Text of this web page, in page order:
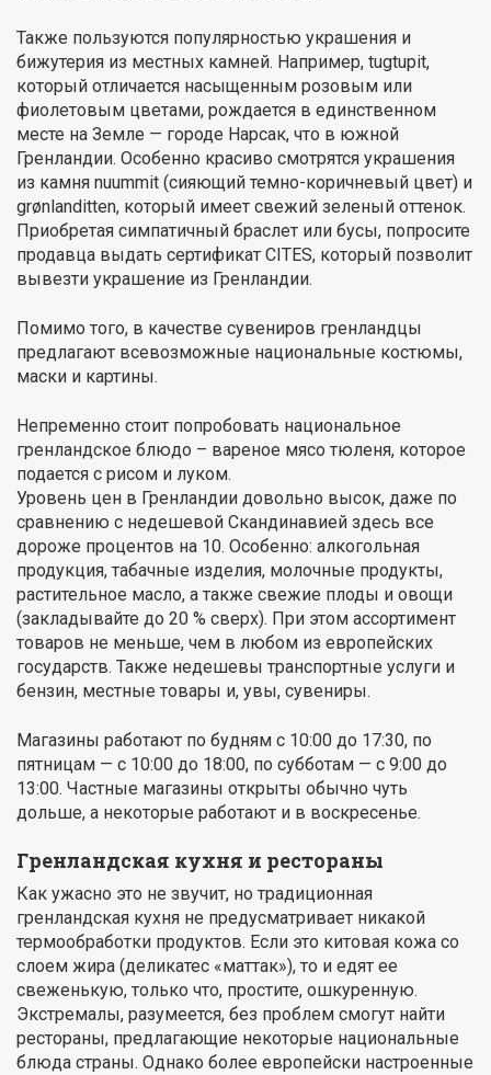
Также пользуются популярностью украшения и
бижутерия из местных камней. Например, tugtupit,
который отличается насыщенным розовым или
фиолетовым цветами, рождается в единственном
месте на Земле — городе Нарсак, что в южной
Гренландии. Особенно красиво смотрятся украшения
из камня nuummit (сияющий темно-коричневый цвет) и
grønlanditten, который имеет свежий зеленый оттенок.
Приобретая симпатичный браслет или бусы, попросите
продавца выдать сертификат CITES, который позволит
вывезти украшение из Гренландии.
Помимо того, в качестве сувениров гренландцы
предлагают всевозможные национальные костюмы,
маски и картины.
Непременно стоит попробовать национальное
гренландское блюдо – вареное мясо тюленя, которое
подается с рисом и луком.
Уровень цен в Гренландии довольно высок, даже по
сравнению с недешевой Скандинавией здесь все
дороже процентов на 10. Особенно: алкогольная
продукция, табачные изделия, молочные продукты,
растительное масло, а также свежие плоды и овощи
(закладывайте до 20 % сверх). При этом ассортимент
товаров не меньше, чем в любом из европейских
государств. Также недешевы транспортные услуги и
бензин, местные товары и, увы, сувениры.
Магазины работают по будням с 10:00 до 17:30, по
пятницам — с 10:00 до 18:00, по субботам — с 9:00 до
13:00. Частные магазины открыты обычно чуть
дольше, а некоторые работают и в воскресенье.
Гренландская кухня и рестораны
Как ужасно это не звучит, но традиционная
гренландская кухня не предусматривает никакой
термообработки продуктов. Если это китовая кожа со
слоем жира (деликатес «маттак»), то и едят ее
свеженькую, только что, простите, ошкуренную.
Экстремалы, разумеется, без проблем смогут найти
рестораны, предлагающие некоторые национальные
блюда страны. Однако более европейски настроенные